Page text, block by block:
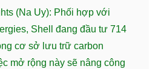
(Na Uy): Phối hợp với
Shell đang đầu tư 714
cơ sở lưu trữ carbon
mở rộng này sẽ nâng công